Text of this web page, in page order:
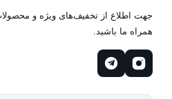
جهت اطلاع از تخفیف‌های ویژه و
همراه ما باشید.